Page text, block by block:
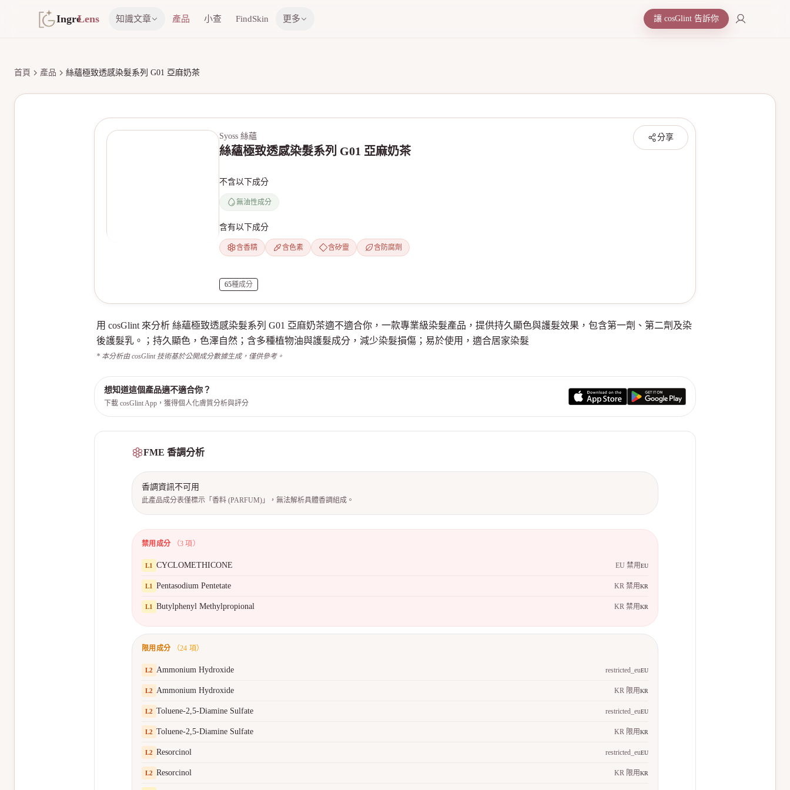
IngreLens 知識文章 產品 小查 FindSkin 更多 讓 cosGlint 告訴你
首頁 產品 絲蘊極致透感染髮系列 G01 亞麻奶茶
分享
Syoss 絲蘊
絲蘊極致透感染髮系列 G01 亞麻奶茶
不含以下成分
無油性成分
含有以下成分
含香精 含色素 含矽靈 含防腐劑
65種成分
用 cosGlint 來分析 絲蘊極致透感染髮系列 G01 亞麻奶茶適不適合你，一款專業級染髮產品，提供持久顯色與護髮效果，包含第一劑、第二劑及染
後護髮乳。；持久顯色，色澤自然；含多種植物油與護髮成分，減少染髮損傷；易於使用，適合居家染髮
* 本分析由 cosGlint 技術基於公開成分數據生成，僅供參考。
想知道這個產品適不適合你？
下載 cosGlint App，獲得個人化膚質分析與評分
FME 香調分析
香調資訊不可用
此產品成分表僅標示「香料 (PARFUM)」，無法解析具體香調組成。
禁用成分 （3 項）
L1 CYCLOMETHICONE EU 禁用EU
L1 Pentasodium Pentetate KR 禁用KR
L1 Butylphenyl Methylpropional KR 禁用KR
限用成分 （24 項）
L2 Ammonium Hydroxide restricted_euEU
L2 Ammonium Hydroxide KR 限用KR
L2 Toluene-2,5-Diamine Sulfate restricted_euEU
L2 Toluene-2,5-Diamine Sulfate KR 限用KR
L2 Resorcinol restricted_euEU
L2 Resorcinol KR 限用KR